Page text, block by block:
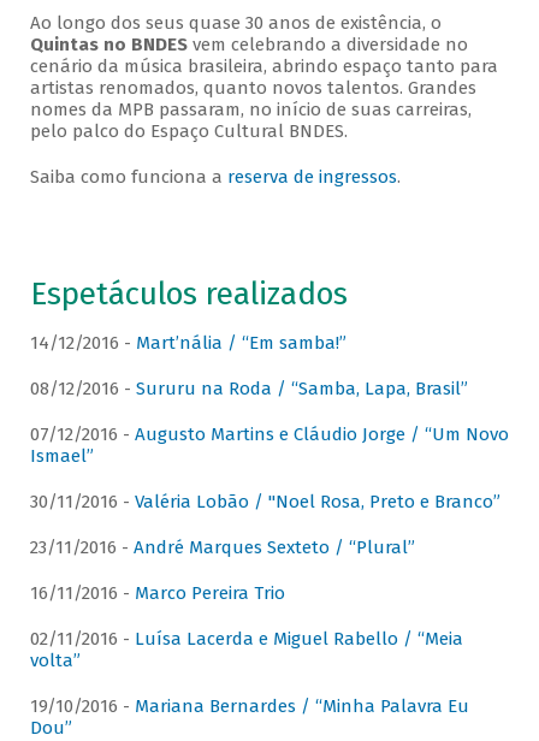
Ao longo dos seus quase 30 anos de existência, o
Quintas no BNDESvem celebrando a diversidade no
cenário da música brasileira, abrindo espaço tanto para
artistas renomados, quanto novos talentos. Grandes
nomes da MPB passaram, no início de suas carreiras,
pelo palco do Espaço Cultural BNDES.
Saiba como funciona a reserva de ingressos.
Espetáculos realizados
14/12/2016 - Mart’nália / “Em samba!”
08/12/2016 - Sururu na Roda / “Samba, Lapa, Brasil”
07/12/2016 - Augusto Martins e Cláudio Jorge / “Um Novo
Ismael”
30/11/2016 - Valéria Lobão / "Noel Rosa, Preto e Branco”
23/11/2016 - André Marques Sexteto / “Plural”
16/11/2016 - Marco Pereira Trio
02/11/2016 - Luísa Lacerda e Miguel Rabello / “Meia
volta”
19/10/2016 - Mariana Bernardes / “Minha Palavra Eu
Dou”